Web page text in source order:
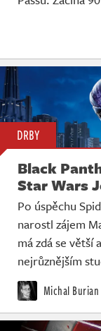
DRBY
Black
Star Wars
Po úspěchu
narostl zájem
má zdá se větší
nejrůznějším
Michal Burian